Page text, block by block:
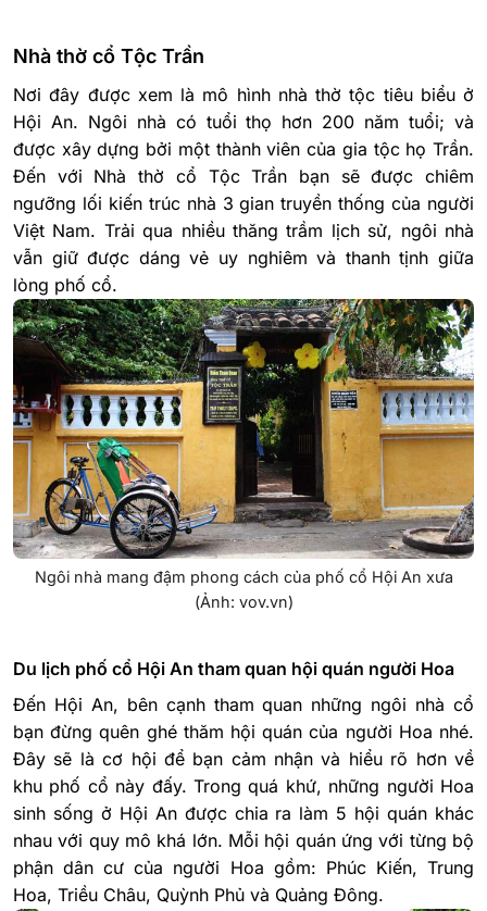
Nhà thờ cổ Tộc Trần
Nơi đây được xem là mô hình nhà thờ tộc tiêu biểu ở
Hội An. Ngôi nhà có tuổi thọ hơn 200 năm tuổi; và
được xây dựng bởi một thành viên của gia tộc họ Trần.
Đến với Nhà thờ cổ Tộc Trần bạn sẽ được chiêm
ngưỡng lối kiến trúc nhà 3 gian truyền thống của người
Việt Nam. Trải qua nhiều thăng trầm lịch sử, ngôi nhà
vẫn giữ được dáng vẻ uy nghiêm và thanh tịnh giữa
lòng phố cổ.
Ngôi nhà mang đậm phong cách của phố cổ Hội An xưa
(Ảnh: vov.vn)
Du lịch phố cổ Hội An tham quan hội quán người Hoa
Đến Hội An, bên cạnh tham quan những ngôi nhà cổ
bạn đừng quên ghé thăm hội quán của người Hoa nhé.
Đây sẽ là cơ hội để bạn cảm nhận và hiểu rõ hơn về
khu phố cổ này đấy. Trong quá khứ, những người Hoa
sinh sống ở Hội An được chia ra làm 5 hội quán khác
nhau với quy mô khá lớn. Mỗi hội quán ứng với từng bộ
phận dân cư của người Hoa gồm: Phúc Kiến, Trung
Hoa, Triều Châu, Quỳnh Phủ và Quảng Đông.